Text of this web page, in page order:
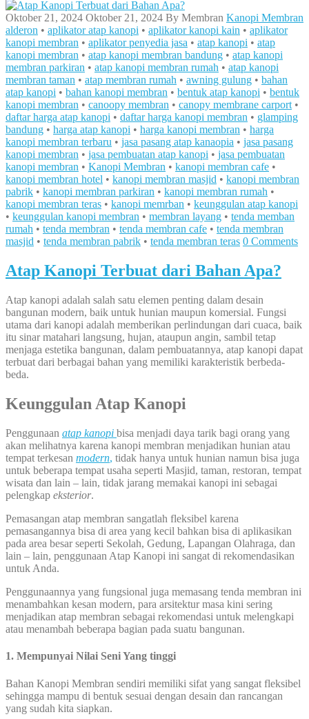
Oktober 21, 2024 Oktober 21, 2024 By Membran Kanopi Membran
alderon • aplikator atap kanopi • aplikator kanopi kain • aplikator
kanopi membran • aplikator penyedia jasa • atap kanopi • atap
kanopi membran • atap kanopi membran bandung • atap kanopi
membran parkiran • atap kanopi membran rumah • atap kanopi
membran taman • atap membran rumah • awning gulung • bahan
atap kanopi • bahan kanopi membran • bentuk atap kanopi • bentuk
kanopi membran • canoopy membran • canopy membrane carport •
daftar harga atap kanopi • daftar harga kanopi membran • glamping
bandung • harga atap kanopi • harga kanopi membran • harga
kanopi membran terbaru • jasa pasang atap kanaopia • jasa pasang
kanopi membran • jasa pembuatan atap kanopi • jasa pembuatan
kanopi membran • Kanopi Membran • kanopi membran cafe •
kanopi membran hotel • kanopi membran masjid • kanopi membran
pabrik • kanopi membran parkiran • kanopi membran rumah •
kanopi membran teras • kanopi memrban • keunggulan atap kanopi
• keunggulan kanopi membran • membran layang • tenda memban
rumah • tenda membran • tenda membran cafe • tenda membran
masjid • tenda membran pabrik • tenda membran teras 0 Comments
Atap Kanopi Terbuat dari Bahan Apa?
Atap kanopi adalah salah satu elemen penting dalam desain
bangunan modern, baik untuk hunian maupun komersial. Fungsi
utama dari kanopi adalah memberikan perlindungan dari cuaca, baik
itu sinar matahari langsung, hujan, ataupun angin, sambil tetap
menjaga estetika bangunan, dalam pembuatannya, atap kanopi dapat
terbuat dari berbagai bahan yang memiliki karakteristik berbeda-
beda.
Keunggulan Atap Kanopi
Penggunaan atap kanopi bisa menjadi daya tarik bagi orang yang
akan melihatnya karena kanopi membran menjadikan hunian atau
tempat terkesan modern, tidak hanya untuk hunian namun bisa juga
untuk beberapa tempat usaha seperti Masjid, taman, restoran, tempat
wisata dan lain – lain, tidak jarang memakai kanopi ini sebagai
pelengkap eksterior.
Pemasangan atap membran sangatlah fleksibel karena
pemasangannya bisa di area yang kecil bahkan bisa di aplikasikan
pada area besar seperti Sekolah, Gedung, Lapangan Olahraga, dan
lain – lain, penggunaan Atap Kanopi ini sangat di rekomendasikan
untuk Anda.
Penggunaannya yang fungsional juga memasang tenda membran ini
menambahkan kesan modern, para arsitektur masa kini sering
menjadikan atap membran sebagai rekomendasi untuk melengkapi
atau menambah beberapa bagian pada suatu bangunan.
1. Mempunyai Nilai Seni Yang tinggi
Bahan Kanopi Membran sendiri memiliki sifat yang sangat fleksibel
sehingga mampu di bentuk sesuai dengan desain dan rancangan
yang sudah kita siapkan.